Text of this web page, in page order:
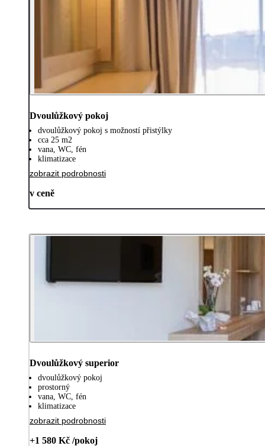
Dvoulůžkový pokoj
dvoulůžkový pokoj s možností přistýlky
cca 25 m2
vana, WC, fén
klimatizace
zobrazit podrobnosti
v ceně
Dvoulůžkový superior
dvoulůžkový pokoj
prostorný
vana, WC, fén
klimatizace
zobrazit podrobnosti
+1 580 Kč /pokoj